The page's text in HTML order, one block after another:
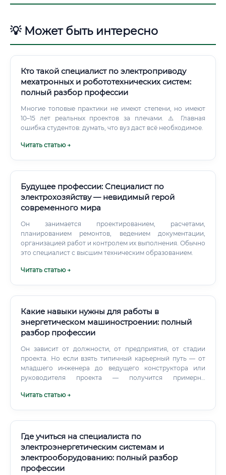
💡 Может быть интересно
Кто такой специалист по электроприводу
мехатронных и робототехнических систем:
полный разбор профессии
Многие топовые практики не имеют степени, но имеют
10–15 лет реальных проектов за плечами. ⚠️ Главная
ошибка студентов: думать, что вуз даст всё необходимое.
Читать статью →
Будущее профессии: Специалист по
электрохозяйству — невидимый герой
современного мира
Он занимается проектированием, расчетами,
планированием ремонтов, ведением документации,
организацией работ и контролем их выполнения. Обычно
это специалист с высшим техническим образованием.
Читать статью →
Какие навыки нужны для работы в
энергетическом машиностроении: полный
разбор профессии
Он зависит от должности, от предприятия, от стадии
проекта. Но если взять типичный карьерный путь — от
младшего инженера до ведущего конструктора или
руководителя проекта — получится примерно
стенка барабана котла заданное давление.
Читать статью →
Где учиться на специалиста по
электроэнергетическим системам и
электрооборудованию: полный разбор
профессии